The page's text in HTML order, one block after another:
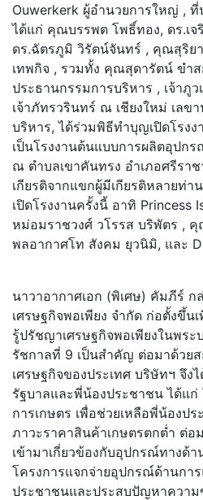
Ouwerkerk ผู้อำนวยการใหญ่ ,
ได้แก่ คุณบรรพต โพธิ์ทอง, ดร.เ
ดร.ฉัตรภูมิ วิรัตน์จันทร์ , คุณสุริย
เทพกิจ , รวมทั้ง คุณสุดารัตน์ ขำ
ประธานกรรมการบริหาร , เจ้าภู
เจ้าภัทรวรินทร์ ณ เชียงใหม่ เลข
บริหาร, ได้ร่วมพิธีทำบุญเปิดโรงง
เป็นโรงงานต้นแบบการผลิตอุปก
ณ ตำบลเขาคันทรง อำเภอศรีรา
เกียรติจากแขกผู้มีเกียรติหลายท่
เปิดโรงงานครั้งนี้ อาทิ Princess
หม่อมราชวงศ์ วโรรส บริพัตร ,
พลอากาศโท สังคม ยุวนิมิ, และ
นาวาอากาศเอก (พิเศษ) คัมภีร์ ก
เศรษฐกิจพอเพียง จำกัด ก่อตั้งขึ้น
รู้ปรัชญาเศรษฐกิจพอเพียงในพระ
รัชกาลที่ 9 เป็นสำคัญ ต่อมาด้ว
เศรษฐกิจของประเทศ บริษัทฯ จึง
รัฐบาลและพี่น้องประชาชน ได้แ
การเกษตร เพื่อช่วยเหลือพี่น้องป
ภาวะราคาสินค้าเกษตรตกต่ำ ต่อ
เข้ามาเกี่ยวข้องกับอุปกรณ์ทางด้
โครงการแจกจ่ายอุปกรณ์ด้านกา
ประชาชนและประสบปัญหาควา